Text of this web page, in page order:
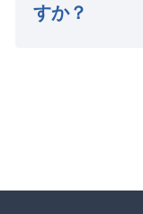
すか？